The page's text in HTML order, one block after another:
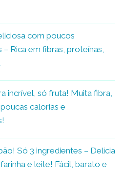
com poucos
Rica em fibras, proteínas,
incrível, só fruta! Muita fibra,
calorias e
Só 3 ingredientes – Delícia
e leite! Fácil, barato e